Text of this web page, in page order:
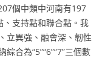
個中類中河南有197
支持點和聯合點。我
立異強、融會深、韌性
合為“5”“6”“7”三個數